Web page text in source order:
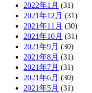
2022年1月 (31)
2021年12月 (31)
2021年11月 (30)
2021年10月 (31)
2021年9月 (30)
2021年8月 (31)
2021年7月 (31)
2021年6月 (30)
2021年5月 (31)